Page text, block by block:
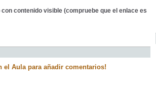
contenido visible (compruebe que el enlace es
el Aula para añadir comentarios!